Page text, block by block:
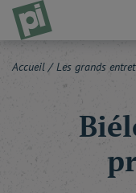
Accueil / Les grands